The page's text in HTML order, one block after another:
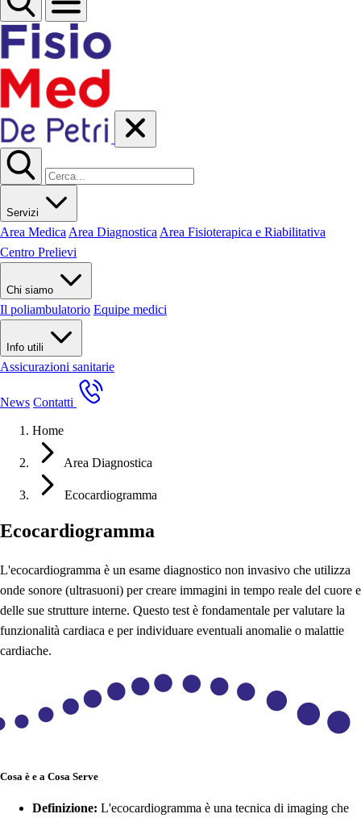
Servizi
Area Medica Area Diagnostica Area Fisioterapica e Riabilitativa
Centro Prelievi
Chi siamo
Il poliambulatorio Equipe medici
Info utili
Assicurazioni sanitarie
News Contatti
Home
Area Diagnostica
Ecocardiogramma
Ecocardiogramma
L'ecocardiogramma è un esame diagnostico non invasivo che utilizza
onde sonore (ultrasuoni) per creare immagini in tempo reale del cuore e
delle sue strutture interne. Questo test è fondamentale per valutare la
funzionalità cardiaca e per individuare eventuali anomalie o malattie
cardiache.
Cosa è e a Cosa Serve
Definizione: L'ecocardiogramma è una tecnica di imaging che